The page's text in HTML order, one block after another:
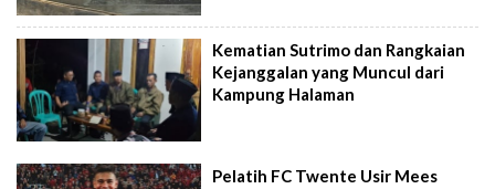
Kematian Sutrimo dan Rangkaian
Kejanggalan yang Muncul dari
Kampung Halaman
Pelatih FC Twente Usir Mees